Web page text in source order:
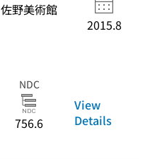
佐野美術館
2015.8
NDC
756.6
View
Details